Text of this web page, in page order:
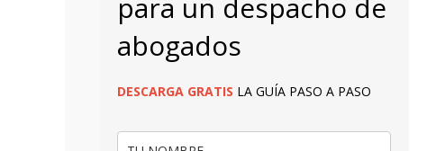
abogados
DESCARGA GRATIS LA GUÍA PASO A PASO